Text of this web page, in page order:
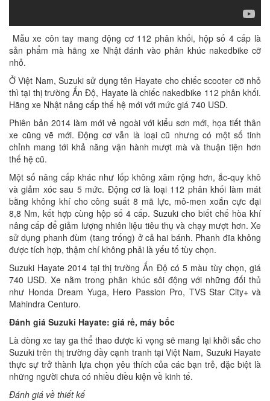
Mẫu xe côn tay mang động cơ 112 phân khối, hộp số 4 cấp là
sản phẩm mà hãng xe Nhật đánh vào phân khúc nakedbike cỡ
nhỏ.
Ở Việt Nam, Suzuki sử dụng tên Hayate cho chiếc scooter cỡ nhỏ
thì tại thị trường Ấn Độ, Hayate là chiếc nakedbike 112 phân khối.
Hãng xe Nhật nâng cấp thế hệ mới với mức giá 740 USD.
Phiên bản 2014 làm mới vẻ ngoài với kiểu sơn mới, họa tiết thân
xe cũng vẽ mới. Động cơ vẫn là loại cũ nhưng có một số tinh
chỉnh mang tới khả năng vận hành mượt mà và thuận tiện hơn
thế hệ cũ.
Một số nâng cấp khác như lốp không xăm rộng hơn, ắc-quy khô
và giảm xóc sau 5 mức. Động cơ là loại 112 phân khối làm mát
bằng không khí cho công suất 8 mã lực, mô-men xoắn cực đại
8,8 Nm, kết hợp cùng hộp số 4 cấp. Suzuki cho biết chế hòa khí
nâng cấp để giảm lượng nhiên liệu tiêu thụ và chạy mượt hơn. Xe
sử dụng phanh đùm (tang trống) ở cả hai bánh. Phanh đĩa không
được tích hợp, thậm chí không phải là yếu tố tùy chọn.
Suzuki Hayate 2014 tại thị trường Ấn Độ có 5 màu tùy chọn, giá
740 USD. Xe nằm trong phân khúc sôi động với những đối thủ
như Honda Dream Yuga, Hero Passion Pro, TVS Star City+ và
Mahindra Centuro.
Đánh giá Suzuki Hayate: giá rẻ, máy bốc
Là dòng xe tay ga thể thao được kì vọng sẽ mang lại khởi sắc cho
Suzuki trên thị trường đầy cạnh tranh tại Việt Nam, Suzuki Hayate
thực sự trở thành lựa chọn yêu thích của các bạn trẻ, đặc biệt là
những người chưa có nhiều điều kiện về kinh tế.
Đánh giá về thiết kế